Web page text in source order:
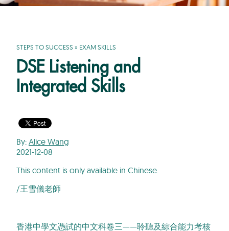
STEPS TO SUCCESS » EXAM SKILLS
DSE Listening and
Integrated Skills
By: Alice Wang
2021-12-08
This content is only available in Chinese.
/王雪儀老師
香港中學文憑試的中文科卷三——聆聽及綜合能力考核